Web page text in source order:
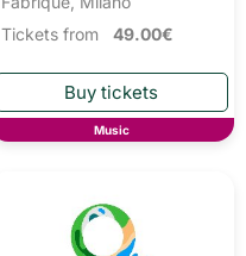
Tickets from 49.00€
Music